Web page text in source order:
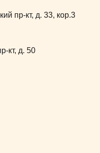
пр-кт, д. 33, кор.3
кт, д. 50